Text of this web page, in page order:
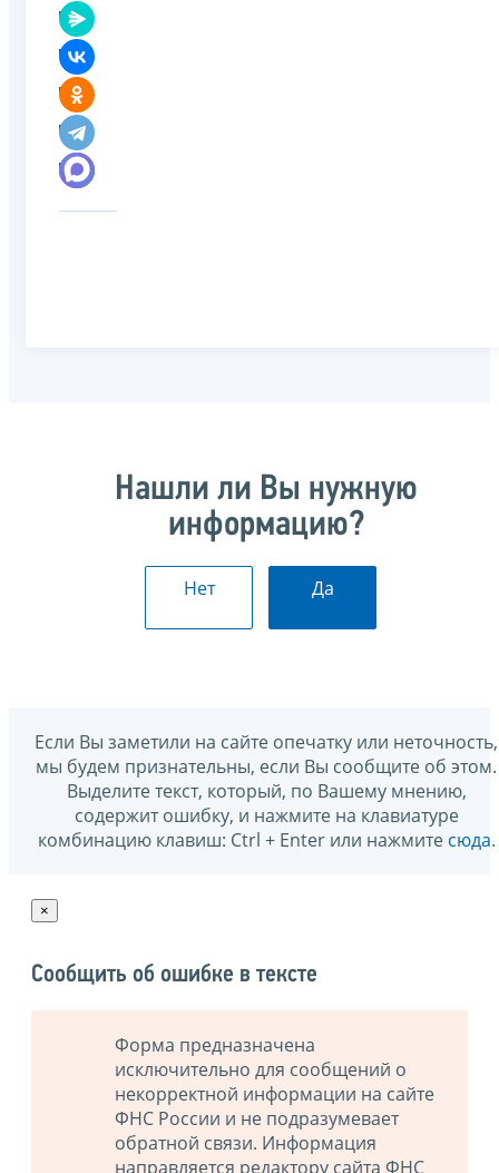
Нашли ли Вы нужную
информацию?
Нет Да
Если Вы заметили на сайте опечатку или неточность,
мы будем признательны, если Вы сообщите об этом.
Выделите текст, который, по Вашему мнению,
содержит ошибку, и нажмите на клавиатуре
комбинацию клавиш: Ctrl + Enter или нажмите сюда.
×
Сообщить об ошибке в тексте
Форма предназначена
исключительно для сообщений о
некорректной информации на сайте
ФНС России и не подразумевает
обратной связи. Информация
направляется редактору сайта ФНС